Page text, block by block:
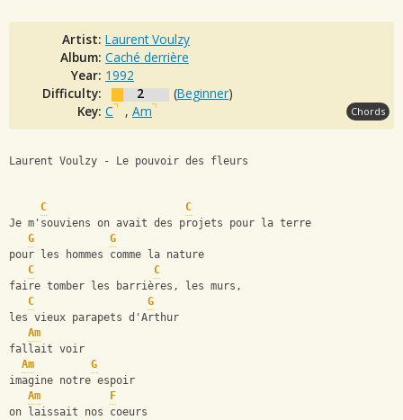
Artist: Laurent Voulzy
Album: Caché derrière
Year: 1992
Difficulty:
2 (Beginner)
Key: C , Am Chords
Laurent Voulzy - Le pouvoir des fleurs
C
C
Je m'souviens on avait des projets pour la terre
G
G
pour les hommes comme la nature
C
C
faire tomber les barrières, les murs,
C
G
les vieux parapets d'Arthur
Am
fallait voir
Am
G
imagine notre espoir
Am
F
on laissait nos coeurs